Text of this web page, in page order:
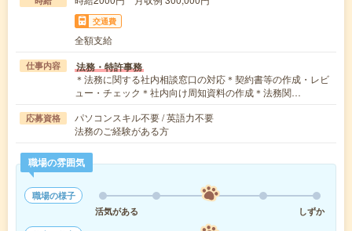
交通費
全額支給
仕事内容 法務・特許事務
＊法務に関する社内相談窓口の対応＊契約書等の作成・レビ
ュー・チェック＊社内向け周知資料の作成＊法務関…
応募資格
パソコンスキル不要 / 英語力不要
法務のご経験がある方
職場の雰囲気
職場の様子
活気がある
しずか